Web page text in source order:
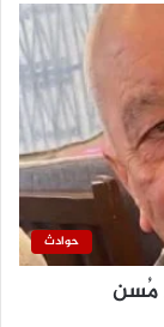
حوادث
مُسن